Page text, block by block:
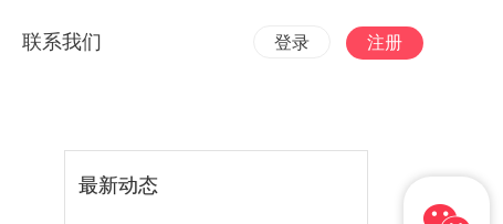
联系我们 登录 注册
最新动态